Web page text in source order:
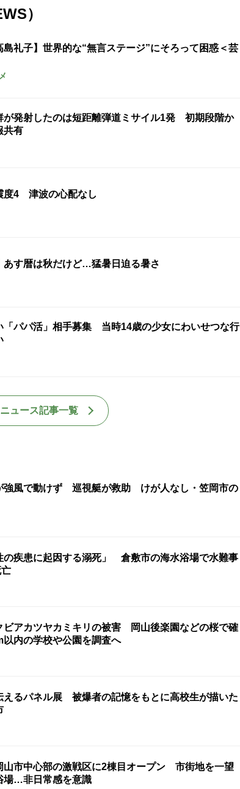
）
島礼子】世界的な“無言ステージ”にそろって困惑＜芸
発射したのは短距離弾道ミサイル1発 初期段階か
共有
度4 津波の心配なし
あす暦は秋だけど…猛暑日迫る暑さ
「パパ活」相手募集 当時14歳の少女にわいせつな行
ュース記事一覧
強風で動けず 巡視艇が救助 けが人なし・笠岡市の
の疾患に起因する溺死」 倉敷市の海水浴場で水難事
ビアカツヤカミキリの被害 岡山後楽園などの桜で確
内の学校や公園を調査へ
えるパネル展 被爆者の記憶をもとに高校生が描いた
山市中心部の激戦区に2棟目オープン 市街地を一望
場…非日常感を意識